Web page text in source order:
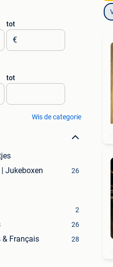
tot
€
tot
Wis de categorie
Jukeboxen
26
2
26
& Français 28